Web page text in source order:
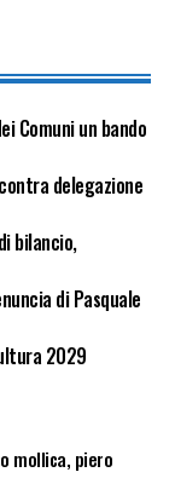
Comuni un bando
delegazione
bilancio,
di Pasquale
2029
mollica, piero